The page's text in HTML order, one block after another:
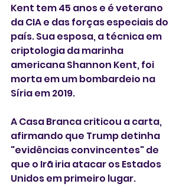
Kent tem 45 anos e é veterano
da CIA e das forças especiais do
país. Sua esposa, a técnica em
criptologia da marinha
americana Shannon Kent, foi
morta em um bombardeio na
Síria em 2019.
A Casa Branca criticou a carta,
afirmando que Trump detinha
"evidências convincentes" de
que o Irã iria atacar os Estados
Unidos em primeiro lugar.